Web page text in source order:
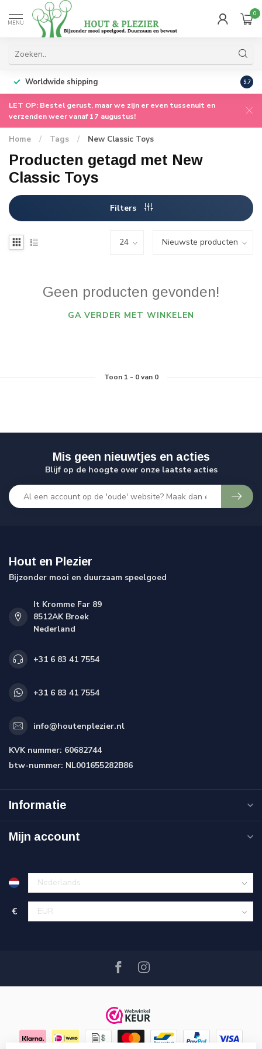
MENU
0
Worldwide shipping 9.7
LET OP: Bestel gerust, maar we zijn er even tussenuit en
verzenden weer vanaf 17 augustus!
Home / Tags / New Classic Toys
Producten getagd met New
Classic Toys
Filters
Geen producten gevonden!
GA VERDER MET WINKELEN
Toon 1 - 0van 0
Mis geen nieuwtjes en acties
Blijf op de hoogte over onze laatste acties
Hout en Plezier
Bijzonder mooi en duurzaam speelgoed
It Kromme Far 89
8512AK Broek
Nederland
+31 6 83 41 7554
+31 6 83 41 7554
info@houtenplezier.nl
KVK nummer: 60682744
btw-nummer: NL001655282B86
Informatie
Mijn account
€